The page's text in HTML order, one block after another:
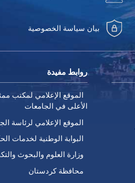
بيان سياسة الخصوصية
روابط مفيدة
الموقع الإعلامي لمكتب
الأعلى في الجامعات
الموقع الإعلامي لرئاسة
البوابة الوطنية لخدمات
وزارة العلوم والبحوث
محافظة كردستان